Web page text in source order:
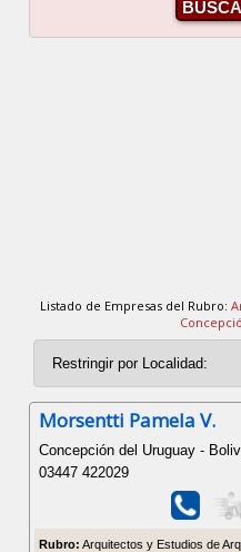
Listado de Empresas del Rubro:
Morsentti Pamela V.
Concepción del Uruguay -
03447 422029
Rubro: Arquitectos y Estudios de